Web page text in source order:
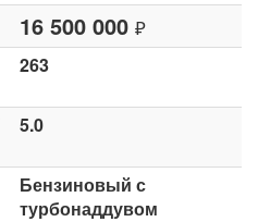
16 500 000 ₽
263
5.0
Бензиновый с
турбонаддувом